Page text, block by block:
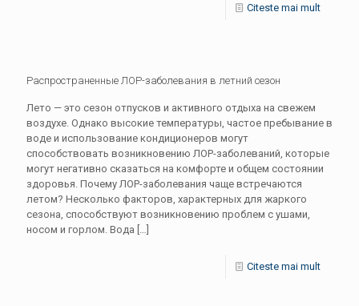
Citeste mai mult
Распространенные ЛОР-заболевания в летний сезон
Лето — это сезон отпусков и активного отдыха на свежем
воздухе. Однако высокие температуры, частое пребывание в
воде и использование кондиционеров могут
способствовать возникновению ЛОР-заболеваний, которые
могут негативно сказаться на комфорте и общем состоянии
здоровья. Почему ЛОР-заболевания чаще встречаются
летом? Несколько факторов, характерных для жаркого
сезона, способствуют возникновению проблем с ушами,
носом и горлом. Вода
Citeste mai mult